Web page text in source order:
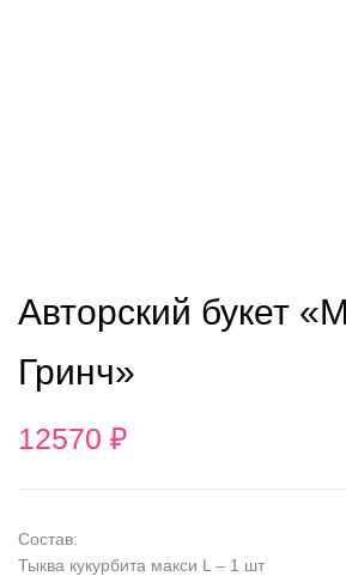
Авторский букет
Гринч»
12570 ₽
Состав:
Тыква кукурбита макси L – 1 шт